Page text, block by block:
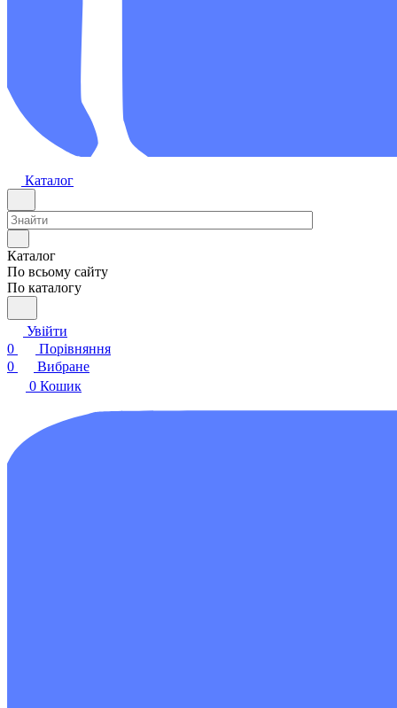
Каталог
Каталог
По всьому сайту
По каталогу
Увійти
0
Порівняння
0
Вибране
0 Кошик